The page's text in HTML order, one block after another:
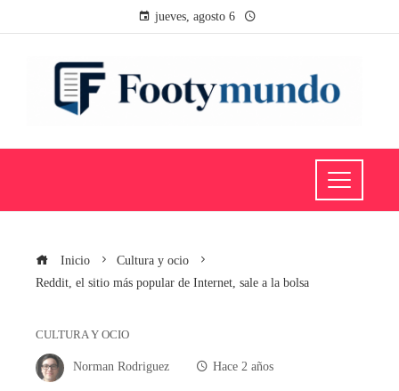
jueves, agosto 6
Inicio
Cultura y ocio
Reddit, el sitio más popular de Internet, sale a la bolsa
CULTURA Y OCIO
Norman Rodriguez Hace 2 años